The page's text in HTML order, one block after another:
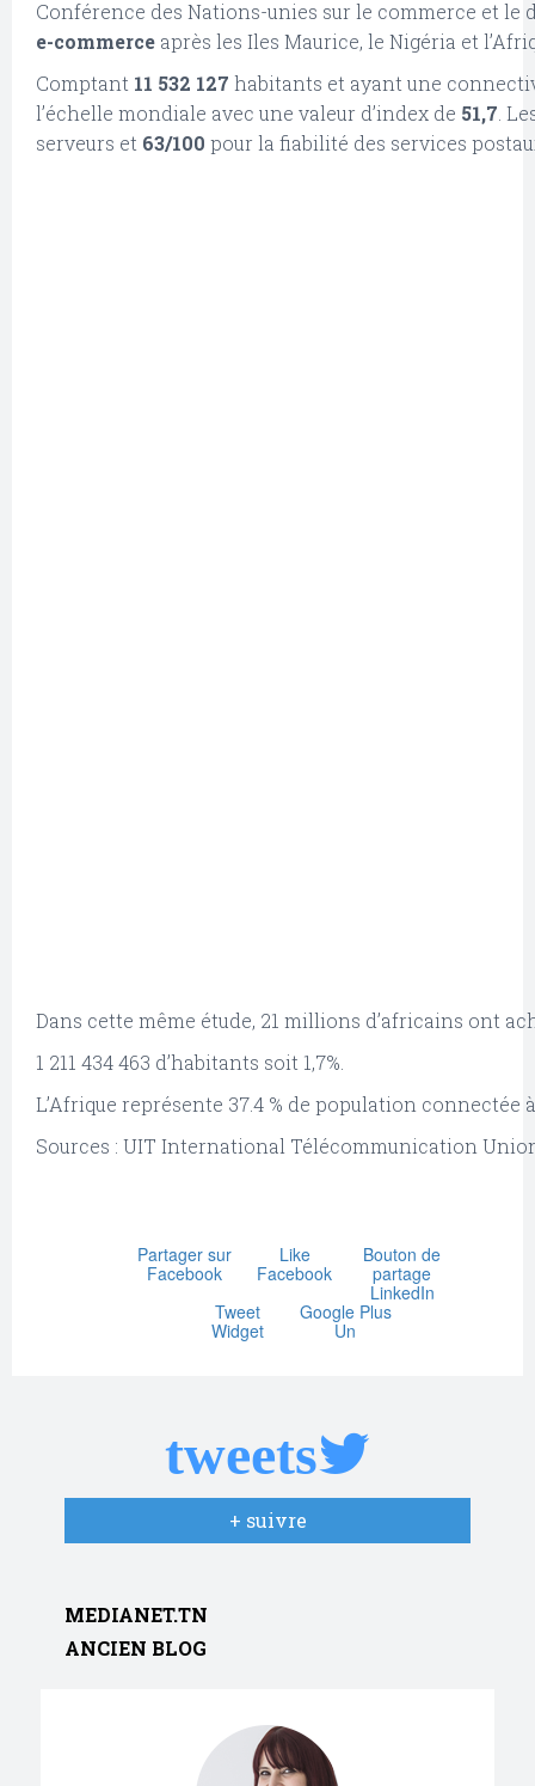
Conférence des Nations-unies sur le commerce et
e-commerce après les Iles Maurice, le Nigéria et
Comptant 11 532 127 habitants et ayant une
l’échelle mondiale avec une valeur d’index de 51,7 .
serveurs et 63/100 pour la fiabilité des services
Dans cette même étude, 21 millions d’africains ont
1 211 434 463 d’habitants soit 1,7%.
L’Afrique représente 37.4 % de population
Sources : UIT International Télécommunication
Partager sur
Facebook
Like
Facebook
Bouton de
partage
LinkedIn
Tweet
Widget
Google Plus
Un
tweets
+ suivre
MEDIANET.TN
ANCIEN BLOG